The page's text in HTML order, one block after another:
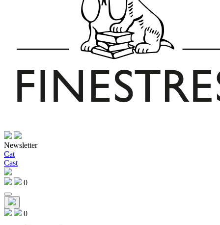
Newsletter
Cat
Cast
0
0